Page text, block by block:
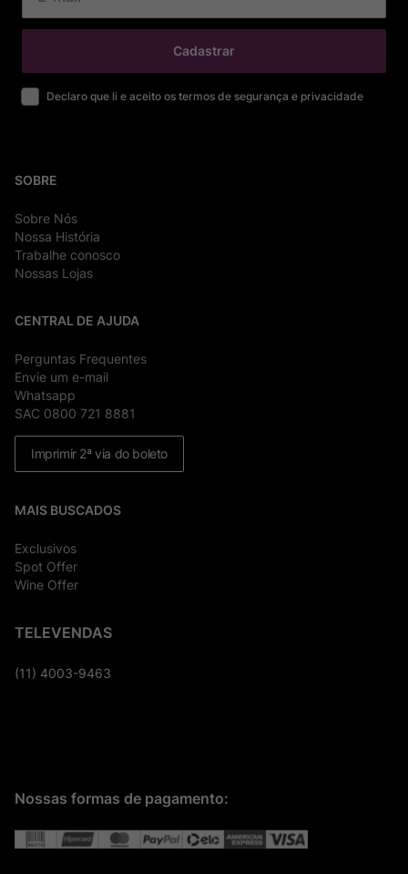
Cadastrar
Declaro que li e aceito os termos de segurança e privacidade
SOBRE
Sobre Nós
Nossa História
Trabalhe conosco
Nossas Lojas
CENTRAL DE AJUDA
Perguntas Frequentes
Envie um e-mail
Whatsapp
SAC 0800 721 8881
Imprimir 2ª via do boleto
MAIS BUSCADOS
Exclusivos
Spot Offer
Wine Offer
TELEVENDAS
(11) 4003-9463
Nossas formas de pagamento: